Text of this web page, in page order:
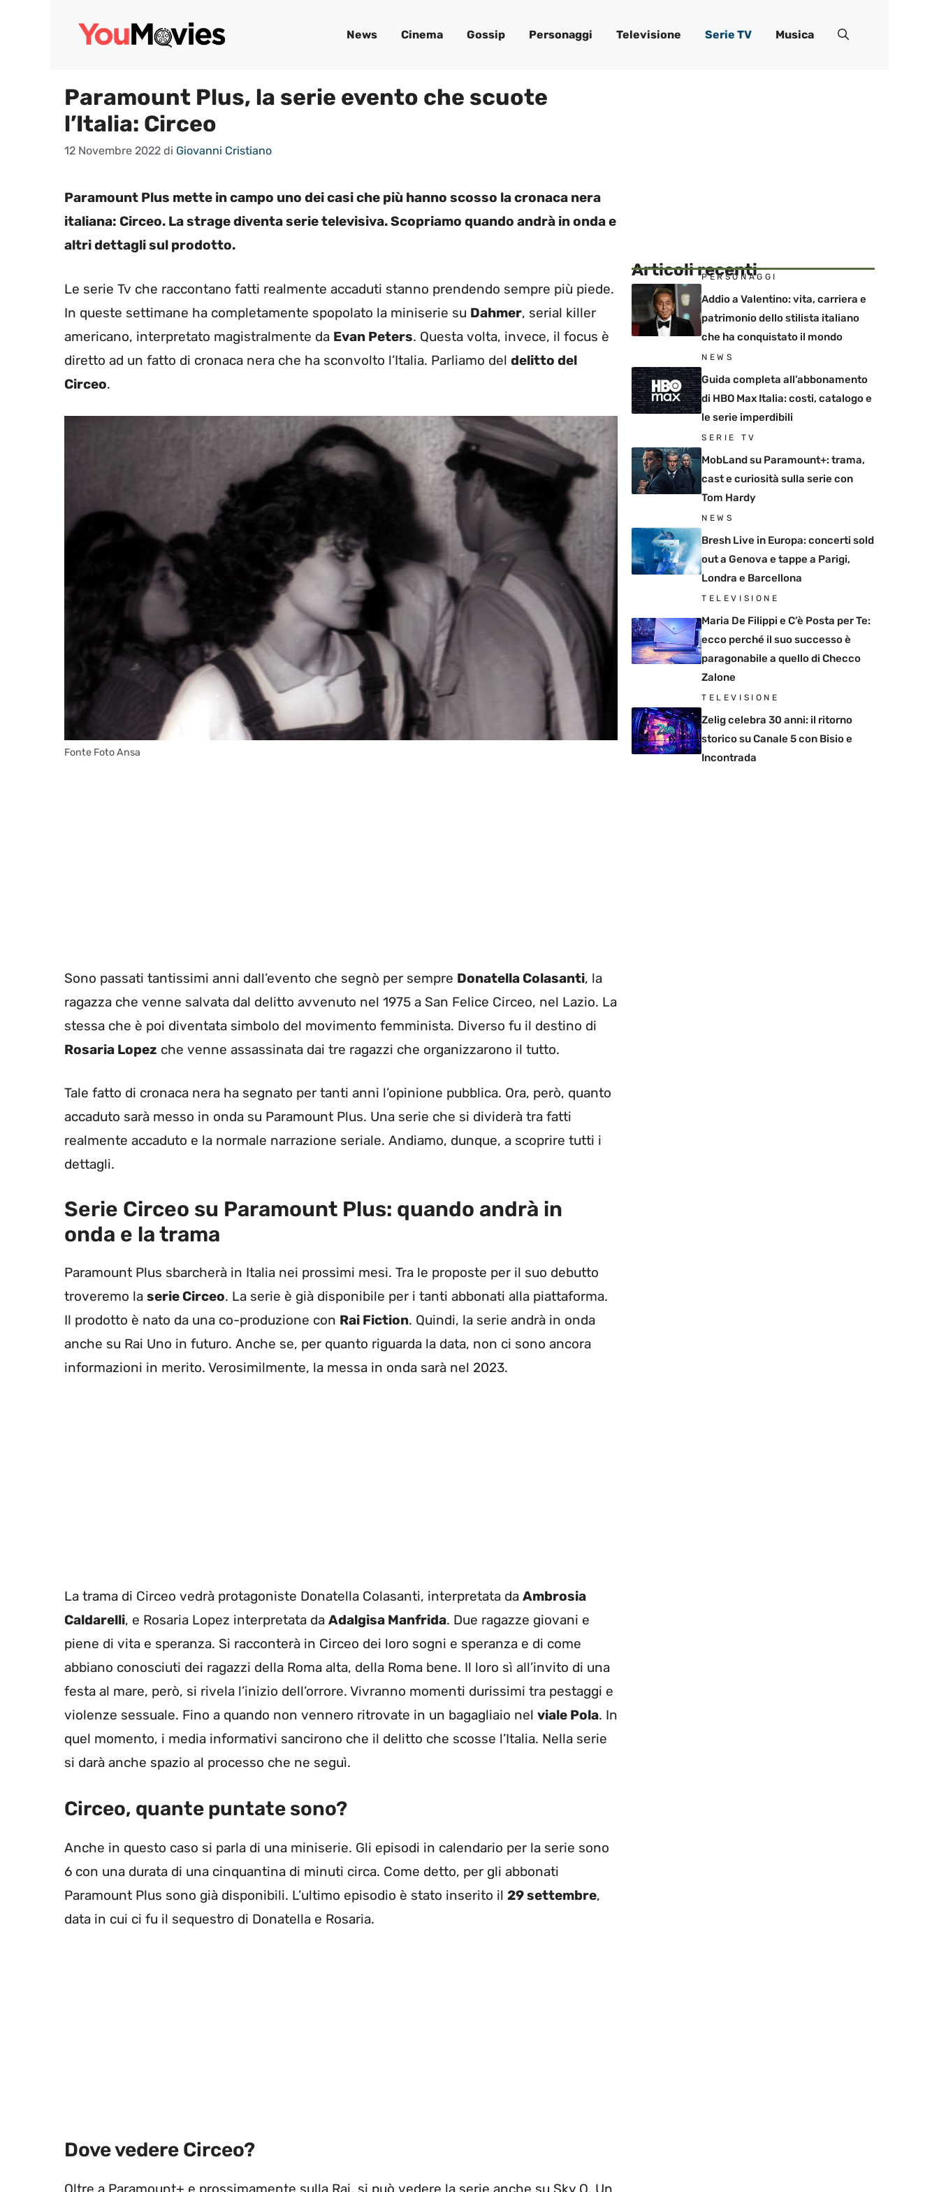
News Cinema Gossip Personaggi Televisione Serie TV Musica
Paramount Plus, la serie evento che scuote
l’Italia: Circeo
12 Novembre 2022 di Giovanni Cristiano
Paramount Plus mette in campo uno dei casi che più hanno scosso la cronaca nera
italiana: Circeo. La strage diventa serie televisiva. Scopriamo quando andrà in onda e
altri dettagli sul prodotto.
Le serie Tv che raccontano fatti realmente accaduti stanno prendendo sempre più piede.
In queste settimane ha completamente spopolato la miniserie su Dahmer, serial killer
americano, interpretato magistralmente da Evan Peters. Questa volta, invece, il focus è
diretto ad un fatto di cronaca nera che ha sconvolto l’Italia. Parliamo del delitto del
Circeo.
Fonte Foto Ansa
Sono passati tantissimi anni dall’evento che segnò per sempre Donatella Colasanti, la
ragazza che venne salvata dal delitto avvenuto nel 1975 a San Felice Circeo, nel Lazio. La
stessa che è poi diventata simbolo del movimento femminista. Diverso fu il destino di
Rosaria Lopez che venne assassinata dai tre ragazzi che organizzarono il tutto.
Tale fatto di cronaca nera ha segnato per tanti anni l’opinione pubblica. Ora, però, quanto
accaduto sarà messo in onda su Paramount Plus. Una serie che si dividerà tra fatti
realmente accaduto e la normale narrazione seriale. Andiamo, dunque, a scoprire tutti i
dettagli.
Serie Circeo su Paramount Plus: quando andrà in
onda e la trama
Paramount Plus sbarcherà in Italia nei prossimi mesi. Tra le proposte per il suo debutto
troveremo la serie Circeo. La serie è già disponibile per i tanti abbonati alla piattaforma.
Il prodotto è nato da una co-produzione con Rai Fiction. Quindi, la serie andrà in onda
anche su Rai Uno in futuro. Anche se, per quanto riguarda la data, non ci sono ancora
informazioni in merito. Verosimilmente, la messa in onda sarà nel 2023.
La trama di Circeo vedrà protagoniste Donatella Colasanti, interpretata da Ambrosia
Caldarelli, e Rosaria Lopez interpretata da Adalgisa Manfrida. Due ragazze giovani e
piene di vita e speranza. Si racconterà in Circeo dei loro sogni e speranza e di come
abbiano conosciuti dei ragazzi della Roma alta, della Roma bene. Il loro sì all’invito di una
festa al mare, però, si rivela l’inizio dell’orrore. Vivranno momenti durissimi tra pestaggi e
violenze sessuale. Fino a quando non vennero ritrovate in un bagagliaio nel viale Pola. In
quel momento, i media informativi sancirono che il delitto che scosse l’Italia. Nella serie
si darà anche spazio al processo che ne seguì.
Circeo, quante puntate sono?
Anche in questo caso si parla di una miniserie. Gli episodi in calendario per la serie sono
6 con una durata di una cinquantina di minuti circa. Come detto, per gli abbonati
Paramount Plus sono già disponibili. L’ultimo episodio è stato inserito il 29 settembre,
data in cui ci fu il sequestro di Donatella e Rosaria.
Dove vedere Circeo?
Articoli recenti
PERSONAGGI
Addio a Valentino: vita, carriera e
patrimonio dello stilista italiano
che ha conquistato il mondo
NEWS
Guida completa all’abbonamento
di HBO Max Italia: costi, catalogo e
le serie imperdibili
SERIE TV
MobLand su Paramount+: trama,
cast e curiosità sulla serie con
Tom Hardy
NEWS
Bresh Live in Europa: concerti sold
out a Genova e tappe a Parigi,
Londra e Barcellona
TELEVISIONE
Maria De Filippi e C’è Posta per Te:
ecco perché il suo successo è
paragonabile a quello di Checco
Zalone
TELEVISIONE
Zelig celebra 30 anni: il ritorno
storico su Canale 5 con Bisio e
Incontrada